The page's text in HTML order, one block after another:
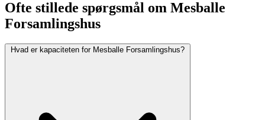
Ofte stillede spørgsmål om Mesballe
Forsamlingshus
Hvad er kapaciteten for Mesballe Forsamlingshus?